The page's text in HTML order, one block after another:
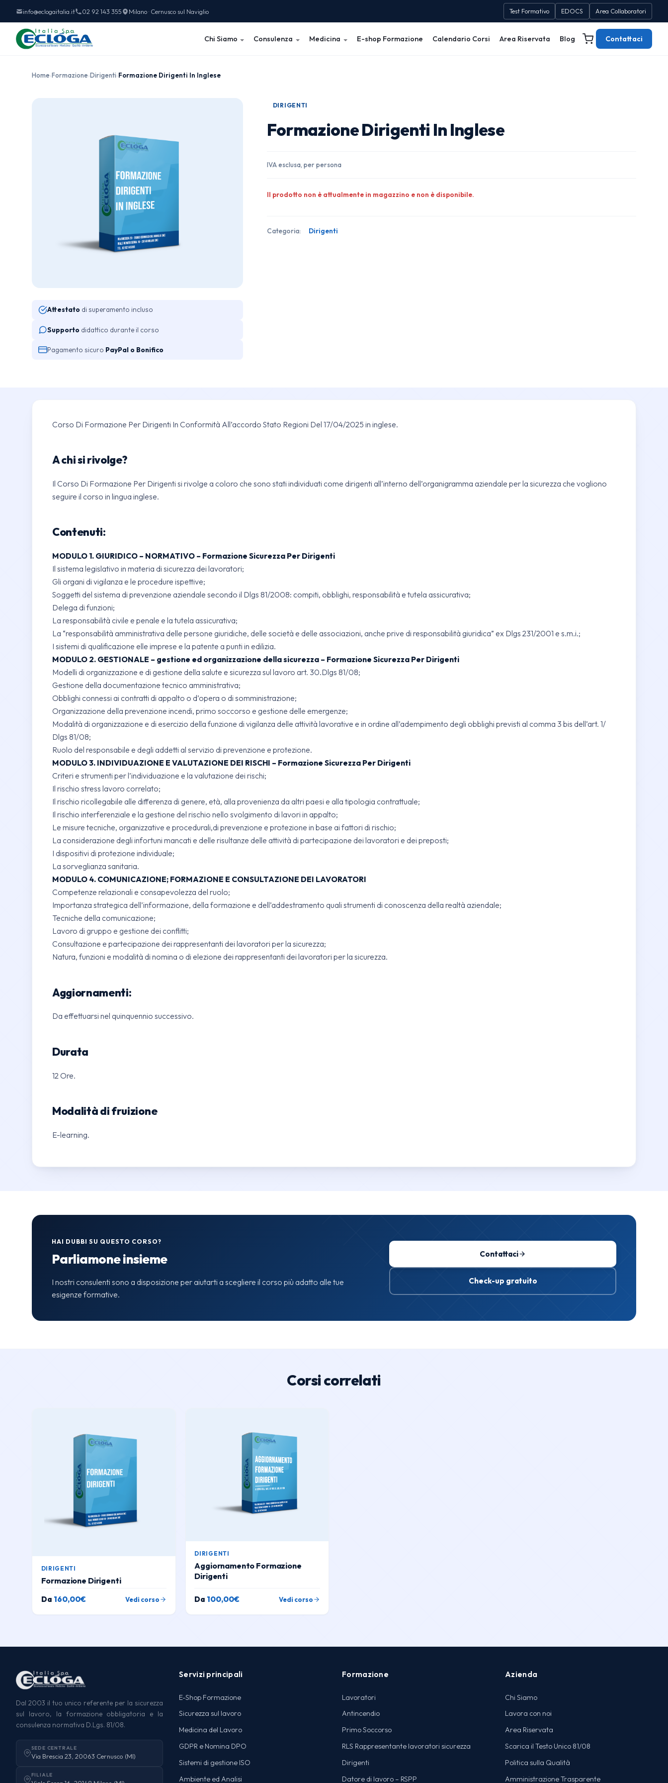
info@eclogaitalia.it 02 92 143 355 Milano · Cernusco sul Naviglio Test Formativo EDOCS Area Collaboratori
Chi Siamo Consulenza Medicina E-shop Formazione Calendario Corsi Area Riservata Blog Contattaci
Home›Formazione›Dirigenti›Formazione Dirigenti In Inglese
Attestato di superamento incluso
Supporto didattico durante il corso
Pagamento sicuro PayPal o Bonifico
DIRIGENTI
Formazione Dirigenti In Inglese
IVA esclusa, per persona
Il prodotto non è attualmente in magazzino e non è disponibile.
Categoria: Dirigenti
Corso Di Formazione Per Dirigenti In Conformità All’accordo Stato Regioni Del 17/04/2025 in inglese.
A chi si rivolge?
Il Corso Di Formazione Per Dirigenti si rivolge a coloro che sono stati individuati come dirigenti all’interno dell’organigramma aziendale per la sicurezza che vogliono
seguire il corso in lingua inglese.
Contenuti:
MODULO 1. GIURIDICO – NORMATIVO – Formazione Sicurezza Per Dirigenti
Il sistema legislativo in materia di sicurezza dei lavoratori;
Gli organi di vigilanza e le procedure ispettive;
Soggetti del sistema di prevenzione aziendale secondo il Dlgs 81/2008: compiti, obblighi, responsabilità e tutela assicurativa;
Delega di funzioni;
La responsabilità civile e penale e la tutela assicurativa;
La “responsabilità amministrativa delle persone giuridiche, delle società e delle associazioni, anche prive di responsabilità giuridica” ex Dlgs 231/2001 e s.m.i.;
I sistemi di qualificazione elle imprese e la patente a punti in edilizia.
MODULO 2. GESTIONALE – gestione ed organizzazione della sicurezza – Formazione Sicurezza Per Dirigenti
Modelli di organizzazione e di gestione della salute e sicurezza sul lavoro art. 30.Dlgs 81/08;
Gestione della documentazione tecnico amministrativa;
Obblighi connessi ai contratti di appalto o d’opera o di somministrazione;
Organizzazione della prevenzione incendi, primo soccorso e gestione delle emergenze;
Modalità di organizzazione e di esercizio della funzione di vigilanza delle attività lavorative e in ordine all’adempimento degli obblighi previsti al comma 3 bis dell’art. 1/
Dlgs 81/08;
Ruolo del responsabile e degli addetti al servizio di prevenzione e protezione.
MODULO 3. INDIVIDUAZIONE E VALUTAZIONE DEI RISCHI – Formazione Sicurezza Per Dirigenti
Criteri e strumenti per l’individuazione e la valutazione dei rischi;
Il rischio stress lavoro correlato;
Il rischio ricollegabile alle differenza di genere, età, alla provenienza da altri paesi e alla tipologia contrattuale;
Il rischio interferenziale e la gestione del rischio nello svolgimento di lavori in appalto;
Le misure tecniche, organizzative e procedurali,di prevenzione e protezione in base ai fattori di rischio;
La considerazione degli infortuni mancati e delle risultanze delle attività di partecipazione dei lavoratori e dei preposti;
I dispositivi di protezione individuale;
La sorveglianza sanitaria.
MODULO 4. COMUNICAZIONE; FORMAZIONE E CONSULTAZIONE DEI LAVORATORI
Competenze relazionali e consapevolezza del ruolo;
Importanza strategica dell’informazione, della formazione e dell’addestramento quali strumenti di conoscenza della realtà aziendale;
Tecniche della comunicazione;
Lavoro di gruppo e gestione dei conflitti;
Consultazione e partecipazione dei rappresentanti dei lavoratori per la sicurezza;
Natura, funzioni e modalità di nomina o di elezione dei rappresentanti dei lavoratori per la sicurezza.
Aggiornamenti:
Da effettuarsi nel quinquennio successivo.
Durata
12 Ore.
Modalità di fruizione
E-learning.
HAI DUBBI SU QUESTO CORSO?
Parliamone insieme
I nostri consulenti sono a disposizione per aiutarti a scegliere il corso più adatto alle tue
esigenze formative.
Contattaci
Check-up gratuito
Corsi correlati
DIRIGENTI
Formazione Dirigenti
Da 160,00€ Vedi corso
DIRIGENTI
Aggiornamento Formazione
Dirigenti
Da 100,00€ Vedi corso
Dal 2003 il tuo unico referente per la sicurezza
sul lavoro, la formazione obbligatoria e la
consulenza normativa D.Lgs. 81/08.
SEDE CENTRALE
Via Brescia 23, 20063 Cernusco (MI)
FILIALE
Servizi principali
E-Shop Formazione
Sicurezza sul lavoro
Medicina del Lavoro
GDPR e Nomina DPO
Sistemi di gestione ISO
Ambiente ed Analisi
Formazione
Lavoratori
Antincendio
Primo Soccorso
RLS Rappresentante lavoratori sicurezza
Dirigenti
Datore di lavoro – RSPP
Azienda
Chi Siamo
Lavora con noi
Area Riservata
Scarica il Testo Unico 81/08
Politica sulla Qualità
Amministrazione Trasparente